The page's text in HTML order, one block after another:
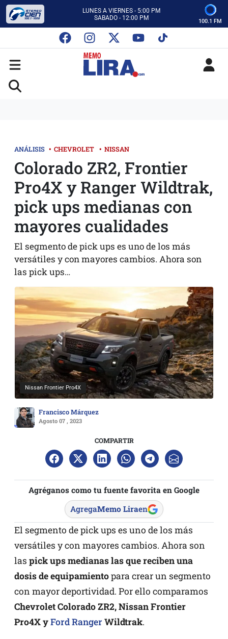
LUNES A VIERNES - 5:00 PM
SABADO - 12:00 PM
CON MEMO LIRA Y SU EQUIPO
LUNES A VIERNES - 5:00 PM
SABADO - 12:00 PM
100.1 FM
ANÁLISIS • CHEVROLET • NISSAN
Colorado ZR2, Frontier
Pro4X y Ranger Wildtrak,
pick ups medianas con
mayores cualidades
El segmento de pick ups es uno de los más
versátiles y con mayores cambios. Ahora son
las pick ups…
Nissan Frontier Pro4X
Francisco Márquez
Agosto 07 , 2023
COMPARTIR
Agréganos como tu fuente favorita en Google
AgregaMemo Liraen
El segmento de pick ups es uno de los más
versátiles y con mayores cambios. Ahora son
las pick ups medianas las que reciben una
dosis de equipamientopara crear un segmento
con mayor deportividad. Por ello comparamos
Chevrolet Colorado ZR2, Nissan Frontier
Pro4X yFord Ranger Wildtrak.